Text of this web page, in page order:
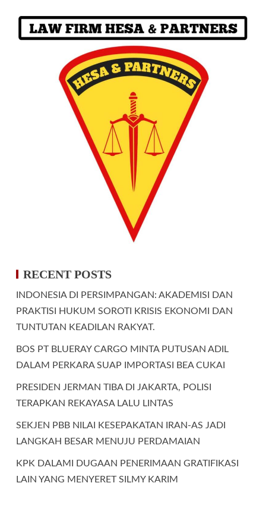
RECENT POSTS
INDONESIA DI PERSIMPANGAN: AKADEMISI DAN
PRAKTISI HUKUM SOROTI KRISIS EKONOMI DAN
TUNTUTAN KEADILAN RAKYAT.
BOS PT BLUERAY CARGO MINTA PUTUSAN ADIL
DALAM PERKARA SUAP IMPORTASI BEA CUKAI
PRESIDEN JERMAN TIBA DI JAKARTA, POLISI
TERAPKAN REKAYASA LALU LINTAS
SEKJEN PBB NILAI KESEPAKATAN IRAN-AS JADI
LANGKAH BESAR MENUJU PERDAMAIAN
KPK DALAMI DUGAAN PENERIMAAN GRATIFIKASI
LAIN YANG MENYERET SILMY KARIM